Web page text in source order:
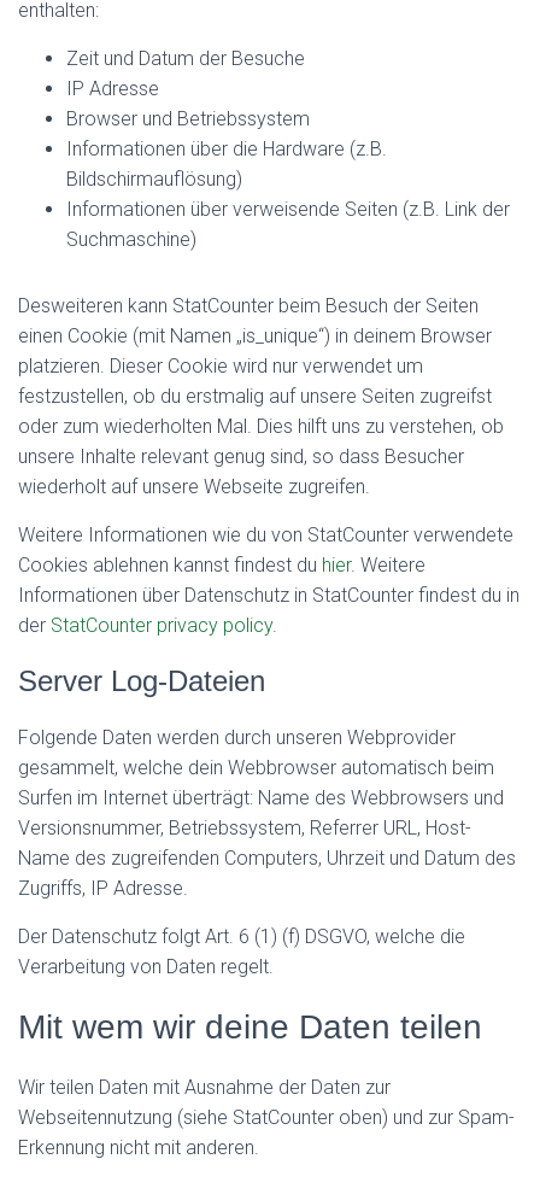
enthalten:
Zeit und Datum der Besuche
IP Adresse
Browser und Betriebssystem
Informationen über die Hardware (z.B.
Bildschirmauflösung)
Informationen über verweisende Seiten (z.B. Link der
Suchmaschine)
Desweiteren kann StatCounter beim Besuch der Seiten
einen Cookie (mit Namen „is_unique“) in deinem Browser
platzieren. Dieser Cookie wird nur verwendet um
festzustellen, ob du erstmalig auf unsere Seiten zugreifst
oder zum wiederholten Mal. Dies hilft uns zu verstehen, ob
unsere Inhalte relevant genug sind, so dass Besucher
wiederholt auf unsere Webseite zugreifen.
Weitere Informationen wie du von StatCounter verwendete
Cookies ablehnen kannst findest du hier. Weitere
Informationen über Datenschutz in StatCounter findest du in
der StatCounter privacy policy.
Server Log-Dateien
Folgende Daten werden durch unseren Webprovider
gesammelt, welche dein Webbrowser automatisch beim
Surfen im Internet überträgt: Name des Webbrowsers und
Versionsnummer, Betriebssystem, Referrer URL, Host-
Name des zugreifenden Computers, Uhrzeit und Datum des
Zugriffs, IP Adresse.
Der Datenschutz folgt Art. 6 (1) (f) DSGVO, welche die
Verarbeitung von Daten regelt.
Mit wem wir deine Daten teilen
Wir teilen Daten mit Ausnahme der Daten zur
Webseitennutzung (siehe StatCounter oben) und zur Spam-
Erkennung nicht mit anderen.